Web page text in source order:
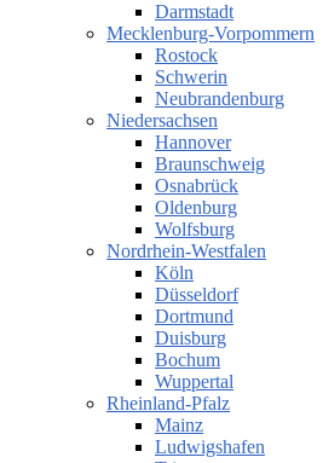
Darmstadt
Mecklenburg-Vorpommern
Rostock
Schwerin
Neubrandenburg
Niedersachsen
Hannover
Braunschweig
Osnabrück
Oldenburg
Wolfsburg
Nordrhein-Westfalen
Köln
Düsseldorf
Dortmund
Duisburg
Bochum
Wuppertal
Rheinland-Pfalz
Mainz
Ludwigshafen